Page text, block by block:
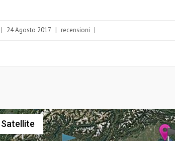
| 24 Agosto 2017 | recensioni |
Satellite